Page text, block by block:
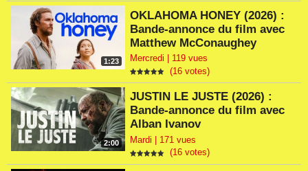
1:23
OKLAHOMA HONEY (2026) :
Bande-annonce du film avec
Matthew McConaughey
Mercredi | 119 vues
(16 votes)
2:00
JUSTIN LE JUSTE (2026) :
Bande-annonce du film avec
Alban Ivanov
Mardi | 171 vues
(16 votes)